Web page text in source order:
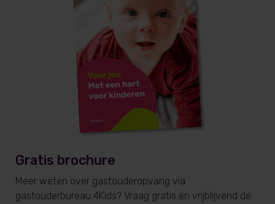
Gratis brochure
Meer weten over gastouderopvang via
gastouderbureau 4Kids? Vraag gratis en vrijblijvend de